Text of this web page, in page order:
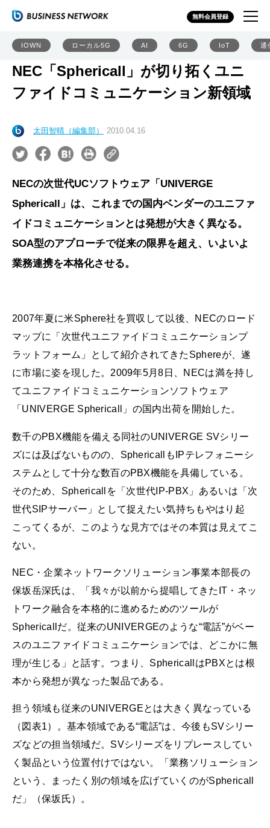
無料会員登録
IOWN ローカル5G AI 6G IoT 通
NEC「Sphericall」が切り拓くユニ
ファイドコミュニケーション新領域
太田智晴（編集部） 2010.04.16
NECの次世代UCソフトウェア「UNIVERGE
Sphericall」は、これまでの国内ベンダーのユニファ
イドコミュニケーションとは発想が大きく異なる。
SOA型のアプローチで従来の限界を超え、いよいよ
業務連携を本格化させる。
2007年夏に米Sphere社を買収して以後、NECのロード
マップに「次世代ユニファイドコミュニケーションプ
ラットフォーム」として紹介されてきたSphereが、遂
に市場に姿を現した。2009年5月8日、NECは満を持し
てユニファイドコミュニケーションソフトウェア
「UNIVERGE Sphericall」の国内出荷を開始した。
数千のPBX機能を備える同社のUNIVERGE SVシリー
ズには及ばないものの、SphericallもIPテレフォニーシ
ステムとして十分な数百のPBX機能を具備している。
そのため、Sphericallを「次世代IP-PBX」あるいは「次
世代SIPサーバー」として捉えたい気持ちもやはり起
こってくるが、このような見方ではその本質は見えてこ
ない。
NEC・企業ネットワークソリューション事業本部長の
保坂岳深氏は、「我々が以前から提唱してきたIT・ネッ
トワーク融合を本格的に進めるためのツールが
Sphericallだ。従来のUNIVERGEのような“電話”がベー
スのユニファイドコミュニケーションでは、どこかに無
理が生じる」と話す。つまり、SphericallはPBXとは根
本から発想が異なった製品である。
担う領域も従来のUNIVERGEとは大きく異なっている
（図表1）。基本領域である“電話”は、今後もSVシリー
ズなどの担当領域だ。SVシリーズをリプレースしてい
く製品という位置付けではない。「業務ソリューション
という、まったく別の領域を広げていくのがSphericall
だ」（保坂氏）。